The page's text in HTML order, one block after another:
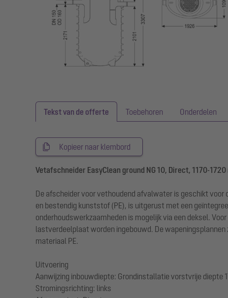
Tekst van de offerte Toebehoren Onderdelen
Kopieer naar klembord
Vetafschneider EasyClean ground NG 10, Direct, 1170-1720
De afscheider voor vethoudend afvalwater is geschikt
en bestendig kunststof (PE), is uitgerust met een
onderhoudswerkzaamheden is mogelijk via een deksel.
lastverdeelplaat worden ingebouwd. De wapeningsplannen
materiaal PE.
Uitvoering
Aanwijzing inbouwdiepte: Grondinstallatie vorstvrije diepte
Stromingsrichting: links